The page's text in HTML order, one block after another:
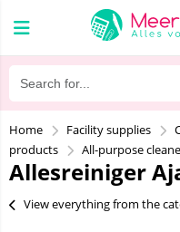
Home Facility supplies
products
All-purpose
Allesreiniger
View everything from the